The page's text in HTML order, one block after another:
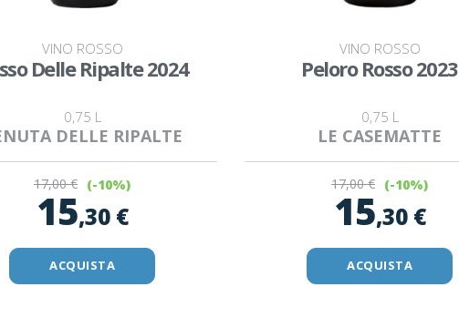
VINO ROSSO
Delle Ripalte 2024
0,75 L
DELLE RIPALTE
17,00 € (-10%)
15,30 €
ACQUISTA
VINO ROSSO
Peloro Rosso 2023
0,75 L
LE CASEMATTE
17,00 € (-10%)
15,30 €
ACQUISTA